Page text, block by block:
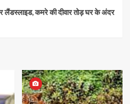
कमरे की दीवार तोड़ घर के अंदर